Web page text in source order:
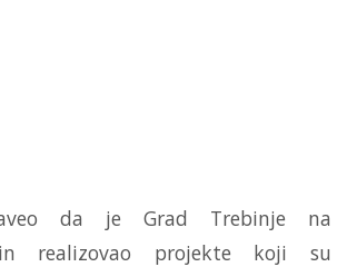
da je Grad Trebinje na
realizovao projekte koji su